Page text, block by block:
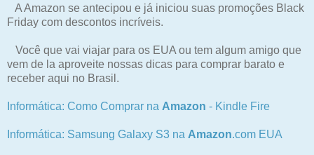
A Amazon se antecipou e já iniciou suas promoções Black
Friday com descontos incríveis.
Você que vai viajar para os EUA ou tem algum amigo que
vem de la aproveite nossas dicas para comprar barato e
receber aqui no Brasil.
Informática: Como Comprar na Amazon - Kindle Fire
Informática: Samsung Galaxy S3 na Amazon.com EUA